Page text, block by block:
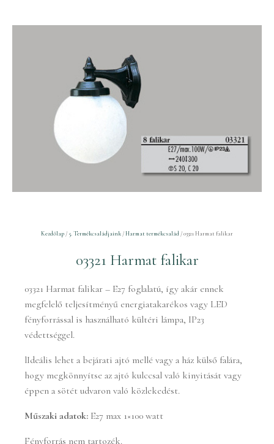
Kezdőlap / 5. Termékcsaládjaink /Harmat termékcsalád / 03321 Harmat falikar
03321 Harmat falikar
03321 Harmat falikar – E27 foglalatú, így akár ennek
megfelelő teljesítményű energiatakarékos vagy LED
fényforrással is használható kültéri lámpa, IP23
védettséggel.
lIdeális lehet a bejárati ajtó mellé vagy a ház külső falára,
hogy megkönnyítse az ajtó kulccsal való kinyitását vagy
éppen a sötét udvaron való közlekedést.
Műszaki adatok: E27 max 1×100 watt
Fényforrás nem tartozék.